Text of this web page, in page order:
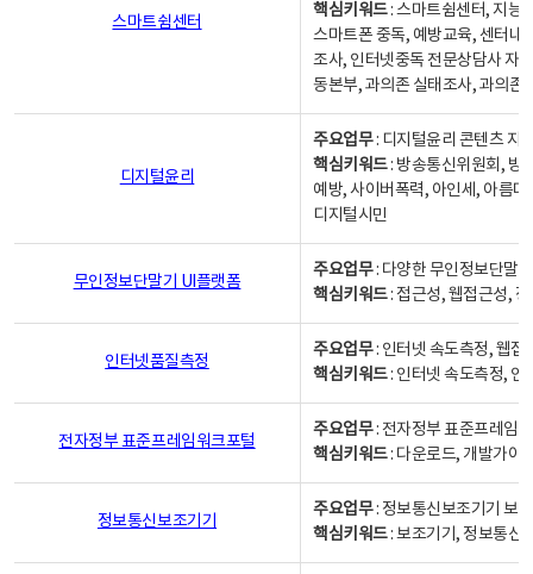
스마트쉼센터
핵심키워드: 스마트쉼센터, 지능
스마트폰 중독, 예방교육, 센터내
조사, 인터넷중독 전문상담사 자
동본부, 과의존 실태조사, 과의존
디지털윤리
주요업무: 디지털윤리 콘텐츠 지
핵심키워드: 방송통신위원회, 방
예방, 사이버폭력, 아인세, 아름
디지털시민
무인정보단말기 UI플랫폼
주요업무: 다양한 무인정보단말
핵심키워드: 접근성, 웹접근성,
인터넷품질측정
주요업무: 인터넷 속도측정, 웹접
핵심키워드: 인터넷 속도측정, 인
전자정부 표준프레임워크포털
주요업무: 전자정부 표준프레임
핵심키워드: 다운로드, 개발가이
정보통신보조기기
주요업무: 정보통신보조기기 보
핵심키워드: 보조기기, 정보통신